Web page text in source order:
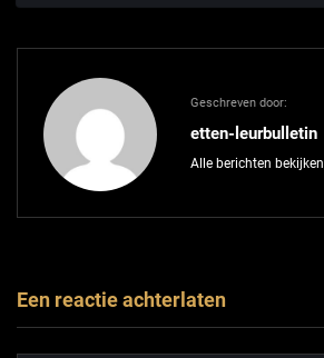
Geschreven door:
etten-leurbulletin
Alle berichten bekijken
Een reactie achterlaten